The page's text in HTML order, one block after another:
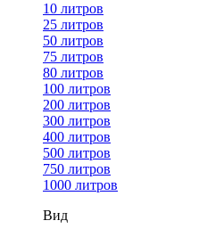
10 литров
25 литров
50 литров
75 литров
80 литров
100 литров
200 литров
300 литров
400 литров
500 литров
750 литров
1000 литров
Вид